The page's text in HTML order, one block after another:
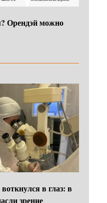
Орендэй можно
в глаз: в
зрение